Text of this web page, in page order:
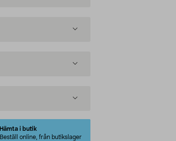
Hämta i butik
Beställ online, från butikslager